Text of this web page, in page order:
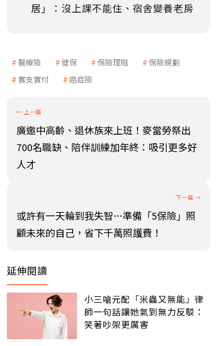
居」：沒上課不能住、宿舍變養老房
醫療險 健保 保險理賠
保險規劃
實支實付
癌症險
廣邀中高齡、退休族來上班！麥當勞祭出
700名職缺、陪伴訓練加年終：吸引更多好
人才
或許有一天輪到我失智…準備「5保險」照
顧未來的自己，省下千萬照護費！
延伸閱讀
小三嗆元配「米蟲又無能」律
師一句話讓她氣到無力反駁：
笑著吵架更厲害